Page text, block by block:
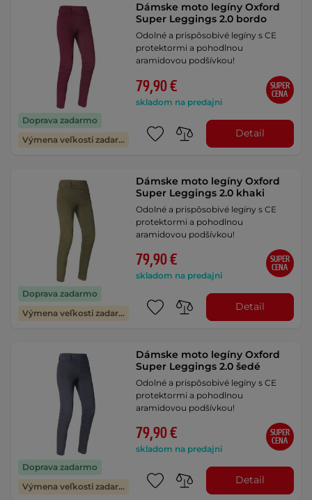
Doprava zadarmo
Výmena veľkosti zadarmo
Dámske moto legíny Oxford
Super Leggings 2.0 bordo
Odolné a prispôsobivé legíny s CE
protektormi a pohodlnou
aramidovou podšívkou!
79,90 €
skladom na predajni
SUPER
CENA
Detail
Doprava zadarmo
Výmena veľkosti zadarmo
Dámske moto legíny Oxford
Super Leggings 2.0 khaki
Odolné a prispôsobivé legíny s CE
protektormi a pohodlnou
aramidovou podšívkou!
79,90 €
skladom na predajni
SUPER
CENA
Detail
Doprava zadarmo
Výmena veľkosti zadarmo
Dámske moto legíny Oxford
Super Leggings 2.0 šedé
Odolné a prispôsobivé legíny s CE
protektormi a pohodlnou
aramidovou podšívkou!
79,90 €
skladom na predajni
SUPER
CENA
Detail